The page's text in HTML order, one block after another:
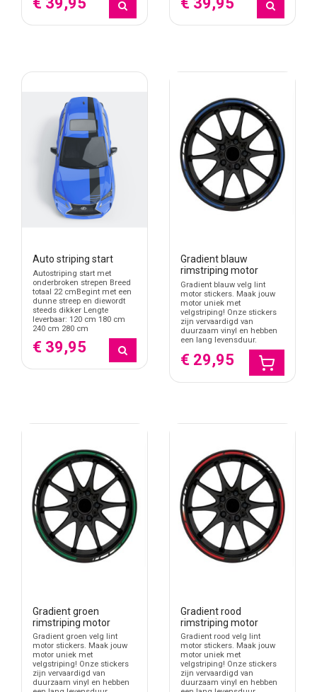
Auto striping start
Autostriping start met
onderbroken strepen Breed
totaal 22 cmBegint met een
dunne streep en diewordt
steeds dikker Lengte
leverbaar: 120 cm 180 cm
240 cm 280 cm
€ 39,95
Gradient blauw
rimstriping motor
Gradient blauw velg lint
motor stickers. Maak jouw
motor uniek met
velgstriping! Onze stickers
zijn vervaardigd van
duurzaam vinyl en hebben
een lang levensduur.
€ 29,95
Gradient groen
rimstriping motor
Gradient groen velg lint
motor stickers. Maak jouw
motor uniek met
velgstriping! Onze stickers
zijn vervaardigd van
duurzaam vinyl en hebben
Gradient rood
rimstriping motor
Gradient rood velg lint
motor stickers. Maak jouw
motor uniek met
velgstriping! Onze stickers
zijn vervaardigd van
duurzaam vinyl en hebben